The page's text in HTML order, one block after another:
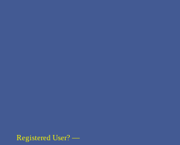
Registered User? —